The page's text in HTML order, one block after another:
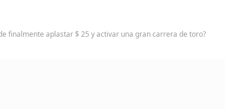
finalmente aplastar $ 25 y activar una gran carrera de toro?